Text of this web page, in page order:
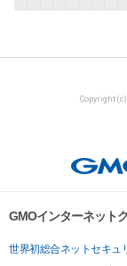
Copyright
GMOインターネット
世界初総合ネットセキュ